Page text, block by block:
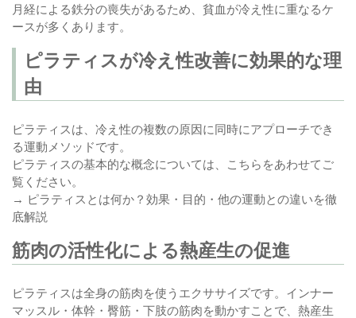
月経による鉄分の喪失があるため、貧血が冷え性に重なるケ
ースが多くあります。
ピラティスが冷え性改善に効果的な理
由
ピラティスは、冷え性の複数の原因に同時にアプローチでき
る運動メソッドです。
ピラティスの基本的な概念については、こちらをあわせてご
覧ください。
→ ピラティスとは何か？効果・目的・他の運動との違いを徹
底解説
筋肉の活性化による熱産生の促進
ピラティスは全身の筋肉を使うエクササイズです。インナー
マッスル・体幹・臀筋・下肢の筋肉を動かすことで、熱産生